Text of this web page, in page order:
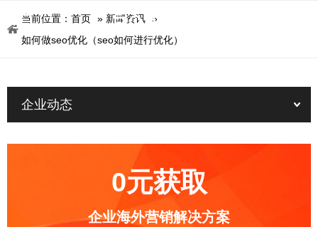
当前位置： 首页 » 新闻资讯 »
如何做seo优化（seo如何进行优化）
企业动态
0元获取
企业海外营销解决方案